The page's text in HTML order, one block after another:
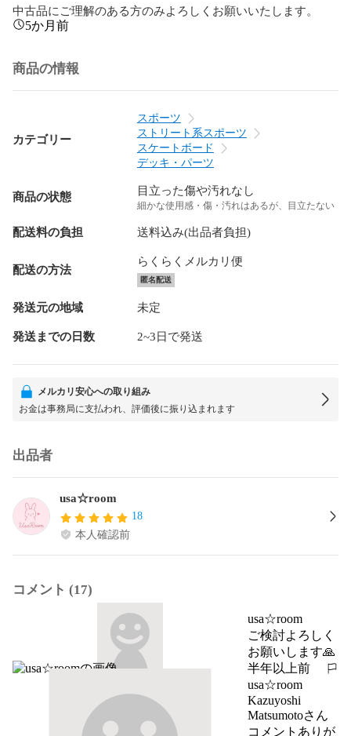
中古品にご理解のある方のみよろしくお願いいたします。
5か月前
商品の情報
カテゴリー
スポーツ
ストリート系スポーツ
スケートボード
デッキ・パーツ
商品の状態 目立った傷や汚れなし
細かな使用感・傷・汚れはあるが、目立たない
配送料の負担 送料込み(出品者負担)
配送の方法
らくらくメルカリ便
匿名配送
発送元の地域 未定
発送までの日数 2~3日で発送
メルカリ安心への取り組み
お金は事務局に支払われ、評価後に振り込まれます
出品者
usa☆room
18
本人確認前
コメント (17)
usa☆room
ご検討よろしく
お願いします🙏
半年以上前
報告する
usa☆room
Kazuyoshi
Matsumotoさん
コメントありが